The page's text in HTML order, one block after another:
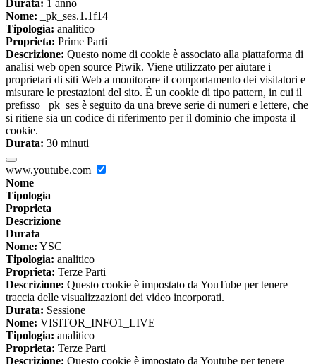
Durata: 1 anno
Nome: _pk_ses.1.1f14
Tipologia: analitico
Proprieta: Prime Parti
Descrizione: Questo nome di cookie è associato alla piattaforma di
analisi web open source Piwik. Viene utilizzato per aiutare i
proprietari di siti Web a monitorare il comportamento dei visitatori e
misurare le prestazioni del sito. È un cookie di tipo pattern, in cui il
prefisso _pk_ses è seguito da una breve serie di numeri e lettere, che
si ritiene sia un codice di riferimento per il dominio che imposta il
cookie.
Durata: 30 minuti
www.youtube.com
Nome
Tipologia
Proprieta
Descrizione
Durata
Nome: YSC
Tipologia: analitico
Proprieta: Terze Parti
Descrizione: Questo cookie è impostato da YouTube per tenere
traccia delle visualizzazioni dei video incorporati.
Durata: Sessione
Nome: VISITOR_INFO1_LIVE
Tipologia: analitico
Proprieta: Terze Parti
Descrizione: Questo cookie è impostato da Youtube per tenere